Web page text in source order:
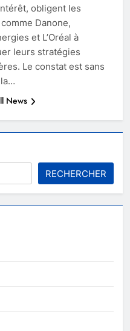
obligent les
Danone,
et L’Oréal à
leurs stratégies
Le constat est sans
News
RECHERCHER